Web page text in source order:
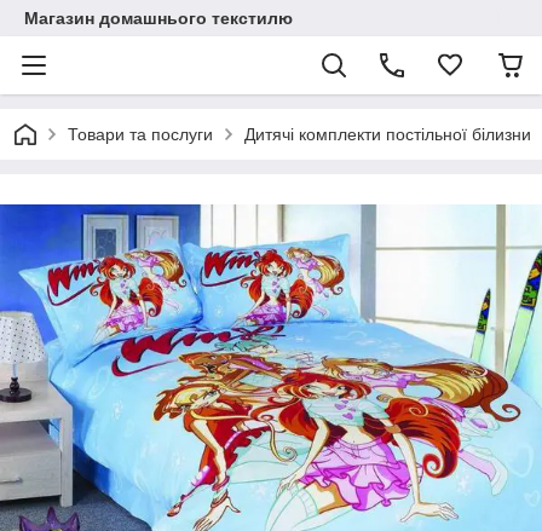
Магазин домашнього текстилю
Товари та послуги Дитячі комплекти постільної білизни